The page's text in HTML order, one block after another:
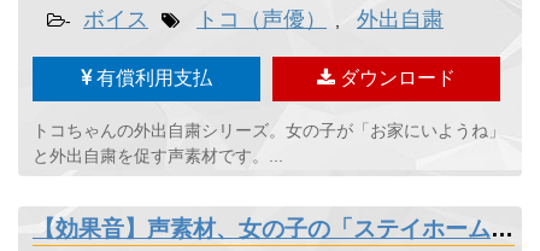
- ボイス トコ（声優） 外出自粛
有償利用支払 ダウンロード
トコちゃんの外出自粛シリーズ。女の子が「お家にいようね」
と外出自粛を促す声素材です。...
【効果音】声素材、女の子の「ステイホーム（Stay Home）」